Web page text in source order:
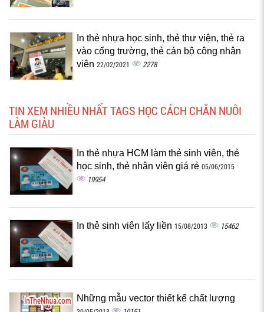
In thẻ nhựa học sinh, thẻ thư viện, thẻ ra
vào cổng trường, thẻ cán bộ công nhân
viên 22/02/2021 2278
TIN XEM NHIỀU NHẤT TAGS HỌC CÁCH CHĂN NUÔI
LÀM GIÀU
In thẻ nhựa HCM làm thẻ sinh viên, thẻ
học sinh, thẻ nhân viên giá rẻ 05/06/2015
19954
In thẻ sinh viên lấy liền 15/08/2013 15462
Những mẫu vector thiết kế chất lượng